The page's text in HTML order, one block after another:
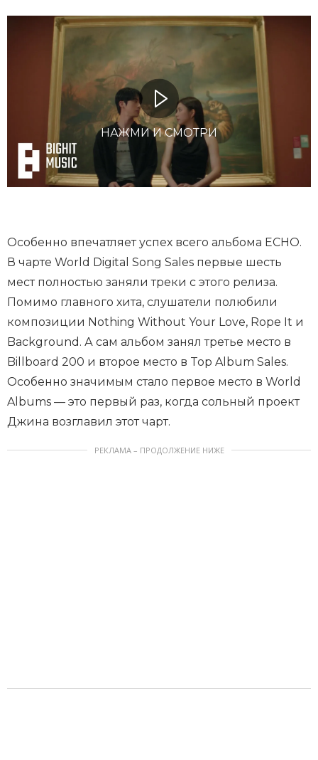
НАЖМИ И СМОТРИ
Особенно впечатляет успех всего альбома ECHO.
В чарте World Digital Song Sales первые шесть
мест полностью заняли треки с этого релиза.
Помимо главного хита, слушатели полюбили
композиции Nothing Without Your Love, Rope It и
Background. А сам альбом занял третье место в
Billboard 200 и второе место в Top Album Sales.
Особенно значимым стало первое место в World
Albums — это первый раз, когда сольный проект
Джина возглавил этот чарт.
РЕКЛАМА – ПРОДОЛЖЕНИЕ НИЖЕ